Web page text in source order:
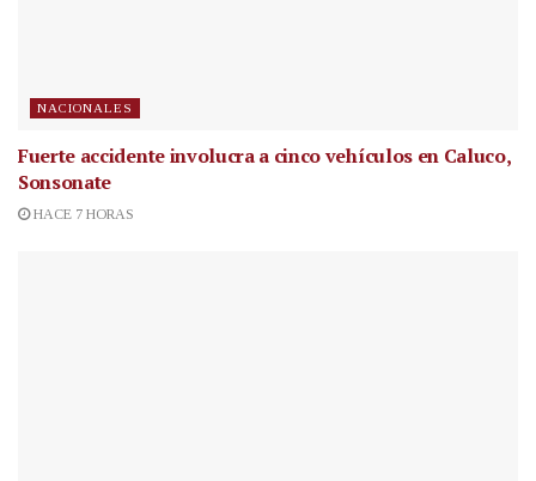
NACIONALES
Fuerte accidente involucra a cinco vehículos en Caluco,
Sonsonate
HACE 7 HORAS